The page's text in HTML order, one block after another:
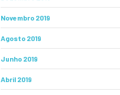
Novembro 2019
Agosto 2019
Junho 2019
Abril 2019